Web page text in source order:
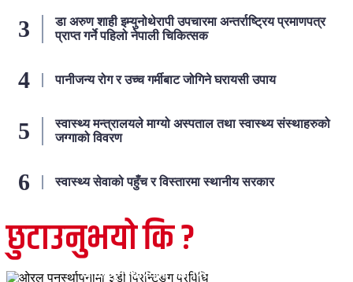
डा अरुण शाही इम्युनोथेरापी उपचारमा अन्तर्राष्ट्रिय प्रमाणपत्र
प्राप्त गर्ने पहिलो नेपाली चिकित्सक
पानीजन्य रोग र उच्च गर्मीबाट जोगिने घरायसी उपाय
स्वास्थ्य मन्त्रालयले माग्यो अस्पताल तथा स्वास्थ्य संस्थाहरुको
जग्गाको विवरण
स्वास्थ्य सेवाको पहुँच र विस्तारमा स्थानीय सरकार
छुटाउनुभयो कि ?
स्वास्थ्य
ओरल पुनर्स्थापनामा ३डी प्रिन्टिङ्ग प्रविधि